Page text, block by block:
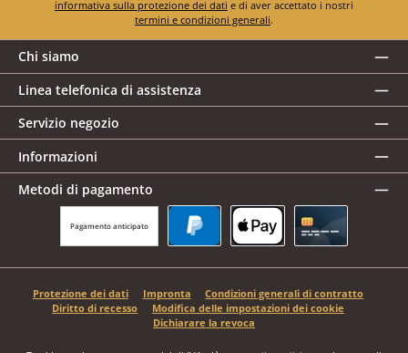
informativa sulla protezione dei dati
termini e condizioni generali.
Chi siamo
Linea telefonica di assistenza
Servizio negozio
Informazioni
Metodi di pagamento
Pagamento anticipato
Protezione dei dati Impronta
Condizioni generali di contratto
Diritto di recesso
Modifica delle impostazioni dei cookie
Dichiarare la revoca